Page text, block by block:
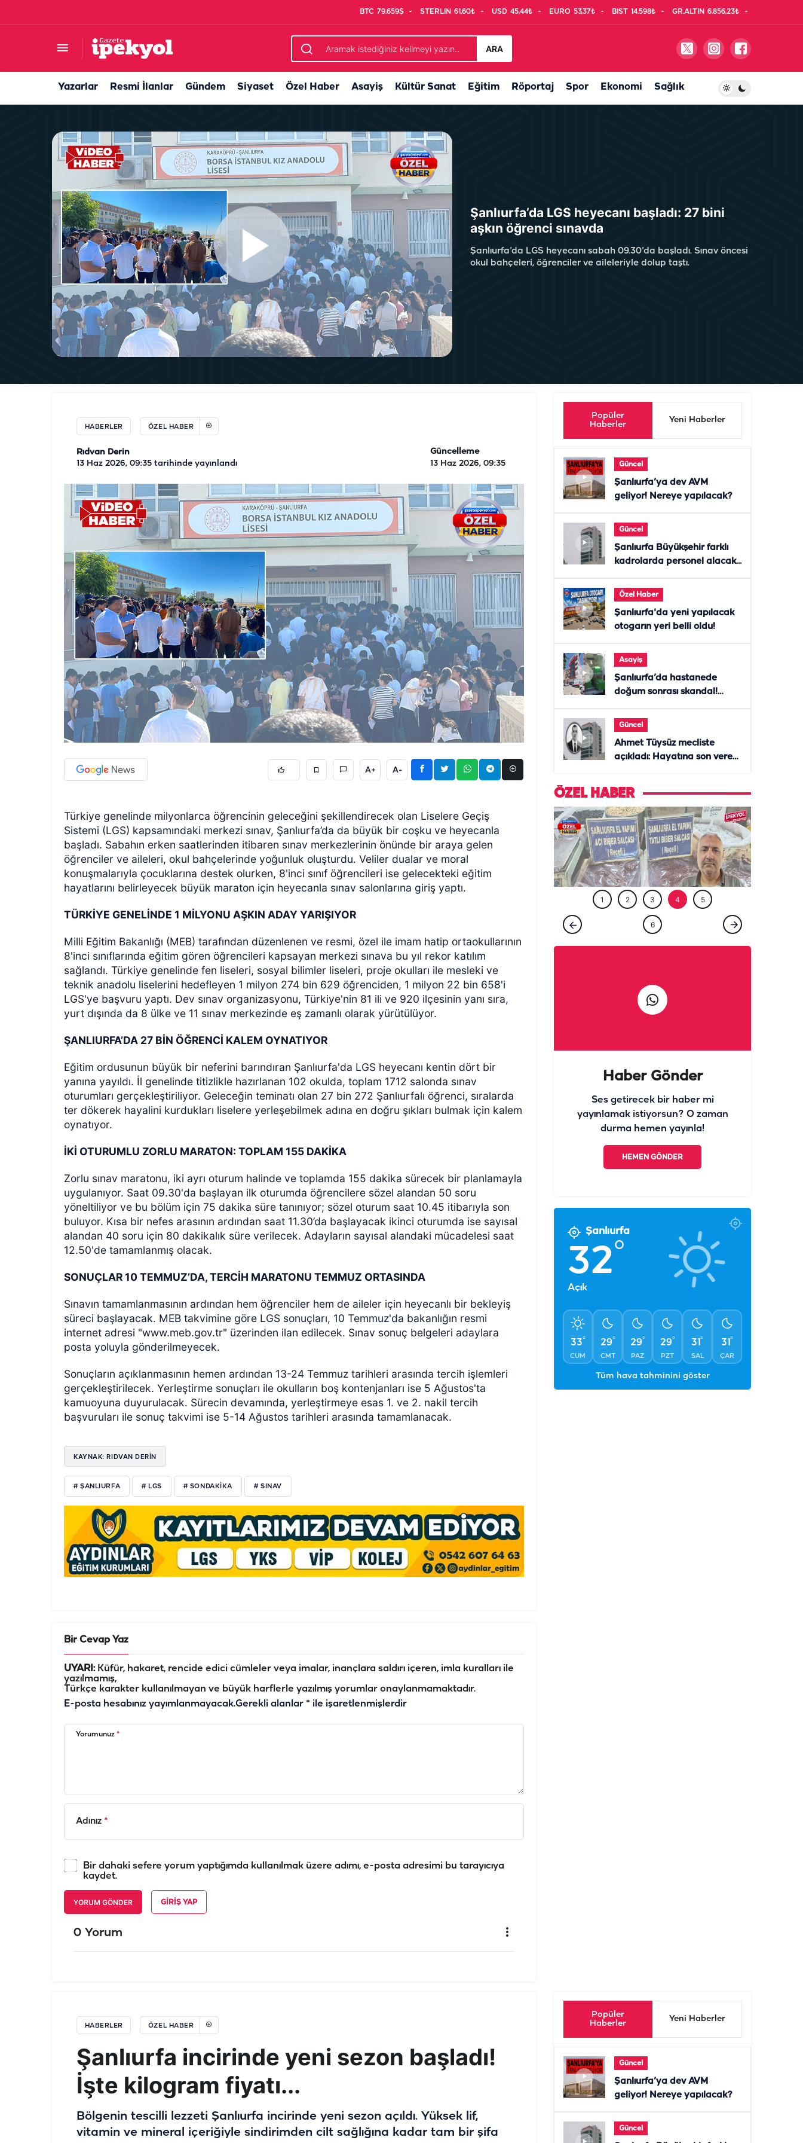
BTC 79.659$ STERLIN 61,60₺ USD 45,44₺ EURO 53,37₺ BIST 14.598₺ GR.ALTIN 6.856,23₺
ARA
Yazarlar Resmi İlanlar Gündem Siyaset Özel Haber Asayiş Kültür Sanat Eğitim Röportaj Spor Ekonomi Sağlık
Şanlıurfa’da LGS heyecanı başladı: 27 bini
aşkın öğrenci sınavda
Şanlıurfa’da LGS heyecanı sabah 09.30’da başladı. Sınav öncesi
okul bahçeleri, öğrenciler ve aileleriyle dolup taştı.
HABERLER ÖZEL HABER
Rıdvan Derin
13 Haz 2026, 09:35 tarihinde yayınlandı
Güncelleme
13 Haz 2026, 09:35
A+ A-
Türkiye genelinde milyonlarca öğrencinin geleceğini şekillendirecek olan Liselere Geçiş
Sistemi (LGS) kapsamındaki merkezi sınav, Şanlıurfa’da da büyük bir coşku ve heyecanla
başladı. Sabahın erken saatlerinden itibaren sınav merkezlerinin önünde bir araya gelen
öğrenciler ve aileleri, okul bahçelerinde yoğunluk oluşturdu. Veliler dualar ve moral
konuşmalarıyla çocuklarına destek olurken, 8'inci sınıf öğrencileri ise gelecekteki eğitim
hayatlarını belirleyecek büyük maraton için heyecanla sınav salonlarına giriş yaptı.
TÜRKİYE GENELİNDE 1 MİLYONU AŞKIN ADAY YARIŞIYOR
Milli Eğitim Bakanlığı (MEB) tarafından düzenlenen ve resmi, özel ile imam hatip ortaokullarının
8'inci sınıflarında eğitim gören öğrencileri kapsayan merkezi sınava bu yıl rekor katılım
sağlandı. Türkiye genelinde fen liseleri, sosyal bilimler liseleri, proje okulları ile mesleki ve
teknik anadolu liselerini hedefleyen 1 milyon 274 bin 629 öğrenciden, 1 milyon 22 bin 658'i
LGS'ye başvuru yaptı. Dev sınav organizasyonu, Türkiye'nin 81 ili ve 920 ilçesinin yanı sıra,
yurt dışında da 8 ülke ve 11 sınav merkezinde eş zamanlı olarak yürütülüyor.
ŞANLIURFA’DA 27 BİN ÖĞRENCİ KALEM OYNATIYOR
Eğitim ordusunun büyük bir neferini barındıran Şanlıurfa'da LGS heyecanı kentin dört bir
yanına yayıldı. İl genelinde titizlikle hazırlanan 102 okulda, toplam 1712 salonda sınav
oturumları gerçekleştiriliyor. Geleceğin teminatı olan 27 bin 272 Şanlıurfalı öğrenci, sıralarda
ter dökerek hayalini kurdukları liselere yerleşebilmek adına en doğru şıkları bulmak için kalem
oynatıyor.
İKİ OTURUMLU ZORLU MARATON: TOPLAM 155 DAKİKA
Zorlu sınav maratonu, iki ayrı oturum halinde ve toplamda 155 dakika sürecek bir planlamayla
uygulanıyor. Saat 09.30'da başlayan ilk oturumda öğrencilere sözel alandan 50 soru
yöneltiliyor ve bu bölüm için 75 dakika süre tanınıyor; sözel oturum saat 10.45 itibarıyla son
buluyor. Kısa bir nefes arasının ardından saat 11.30’da başlayacak ikinci oturumda ise sayısal
alandan 40 soru için 80 dakikalık süre verilecek. Adayların sayısal alandaki mücadelesi saat
12.50'de tamamlanmış olacak.
SONUÇLAR 10 TEMMUZ’DA, TERCİH MARATONU TEMMUZ ORTASINDA
Sınavın tamamlanmasının ardından hem öğrenciler hem de aileler için heyecanlı bir bekleyiş
süreci başlayacak. MEB takvimine göre LGS sonuçları, 10 Temmuz'da bakanlığın resmi
internet adresi "www.meb.gov.tr" üzerinden ilan edilecek. Sınav sonuç belgeleri adaylara
posta yoluyla gönderilmeyecek.
Sonuçların açıklanmasının hemen ardından 13-24 Temmuz tarihleri arasında tercih işlemleri
gerçekleştirilecek. Yerleştirme sonuçları ile okulların boş kontenjanları ise 5 Ağustos'ta
kamuoyuna duyurulacak. Sürecin devamında, yerleştirmeye esas 1. ve 2. nakil tercih
başvuruları ile sonuç takvimi ise 5-14 Ağustos tarihleri arasında tamamlanacak.
KAYNAK: RIDVAN DERİN
# ŞANLIURFA # LGS # SONDAKIKA # SINAV
Bir Cevap Yaz
UYARI:Küfür, hakaret, rencide edici cümleler veya imalar, inançlara saldırı içeren, imla kuralları ile
yazılmamış,
Türkçe karakter kullanılmayan ve büyük harflerle yazılmış yorumlar onaylanmamaktadır.
E-posta hesabınız yayımlanmayacak.Gerekli alanlar * ile işaretlenmişlerdir
Yorumunuz *
Adınız *
Bir dahaki sefere yorum yaptığımda kullanılmak üzere adımı, e-posta adresimi bu tarayıcıya
kaydet.
YORUM GÖNDER GIRIŞ YAP
0 Yorum
Popüler
Haberler
Yeni Haberler
Güncel
Şanlıurfa’ya dev AVM
geliyor! Nereye yapılacak?
Güncel
Şanlıurfa Büyükşehir farklı
kadrolarda personel alacak!
Özel Haber
Şanlıurfa'da yeni yapılacak
otogarın yeri belli oldu!
Asayiş
Şanlıurfa’da hastanede
doğum sonrası skandal!
Güncel
Ahmet Tüysüz mecliste
açıkladı: Hayatına son veren
ÖZEL HABER
ÖZEL HABER
Gurbetçi talebi Urfa esnafına sezonu
1 2 3 4 5
6
Haber Gönder
Ses getirecek bir haber mi
yayınlamak istiyorsun? O zaman
durma hemen yayınla!
HEMEN GÖNDER
Şanlıurfa
32°
Açık
33°
CUM
29°
CMT
29°
PAZ
29°
PZT
31°
SAL
31°
ÇAR
Tüm hava tahminini göster
HABERLER ÖZEL HABER
Şanlıurfa incirinde yeni sezon başladı!
İşte kilogram fiyatı...
Bölgenin tescilli lezzeti Şanlıurfa incirinde yeni sezon açıldı. Yüksek lif,
vitamin ve mineral içeriğiyle sindirimden cilt sağlığına kadar tam bir şifa
Popüler
Haberler
Yeni Haberler
Güncel
Şanlıurfa’ya dev AVM
geliyor! Nereye yapılacak?
Güncel